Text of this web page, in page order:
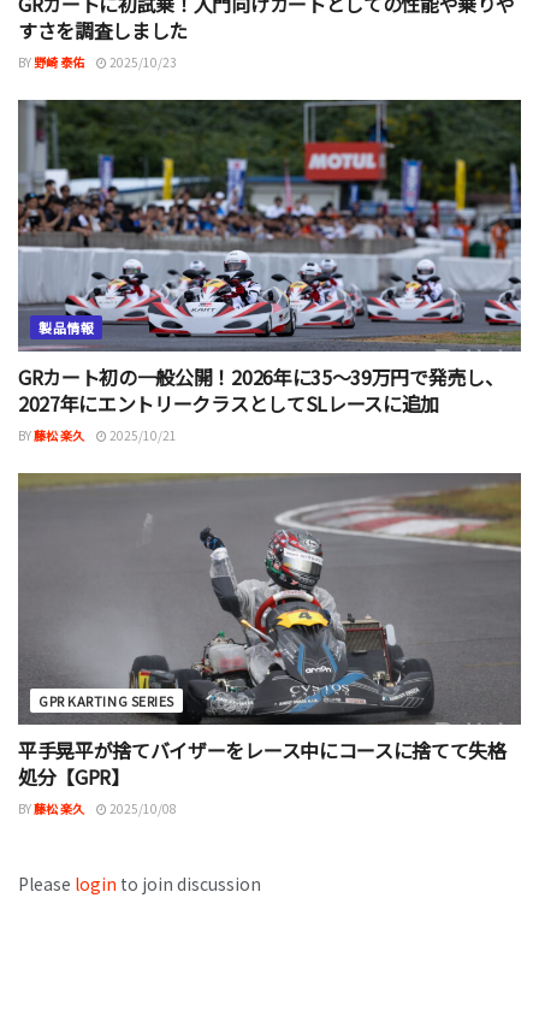
すさを調査しました
BY野崎 泰佑 2025/10/23
製品情報
GRカート初の一般公開！2026年に35～39万円で発売し、
2027年にエントリークラスとしてSLレースに追加
BY藤松 楽久 2025/10/21
GPR KARTING SERIES
平手晃平が捨てバイザーをレース中にコースに捨てて失格
処分【GPR】
BY藤松 楽久 2025/10/08
Please login to join discussion